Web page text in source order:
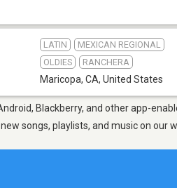
LATIN
MEXICAN REGIONAL
OLDIES
RANCHERA
Maricopa, CA, United States
Blackberry, and other app-
songs, playlists, and music on our